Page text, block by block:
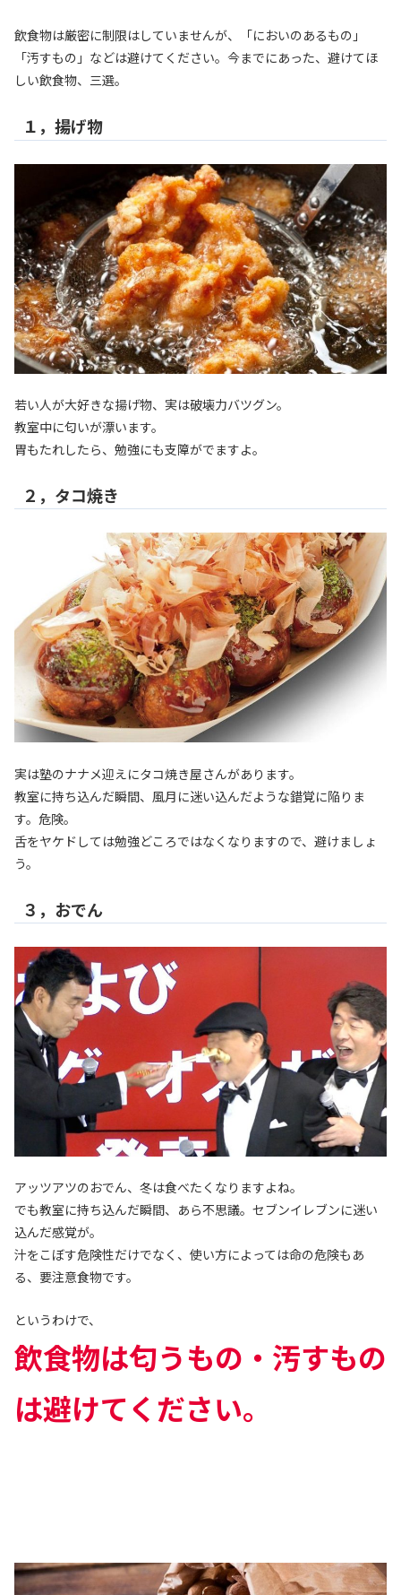
飲食物は厳密に制限はしていませんが、「においのあるもの」
「汚すもの」などは避けてください。今までにあった、避けてほ
しい飲食物、三選。
１，揚げ物
若い人が大好きな揚げ物、実は破壊力バツグン。
教室中に匂いが漂います。
胃もたれしたら、勉強にも支障がでますよ。
２，タコ焼き
実は塾のナナメ迎えにタコ焼き屋さんがあります。
教室に持ち込んだ瞬間、風月に迷い込んだような錯覚に陥りま
す。危険。
舌をヤケドしては勉強どころではなくなりますので、避けましょ
う。
３，おでん
アッツアツのおでん、冬は食べたくなりますよね。
でも教室に持ち込んだ瞬間、あら不思議。セブンイレブンに迷い
込んだ感覚が。
汁をこぼす危険性だけでなく、使い方によっては命の危険もあ
る、要注意食物です。
というわけで、
飲食物は匂うもの・汚すもの
は避けてください。